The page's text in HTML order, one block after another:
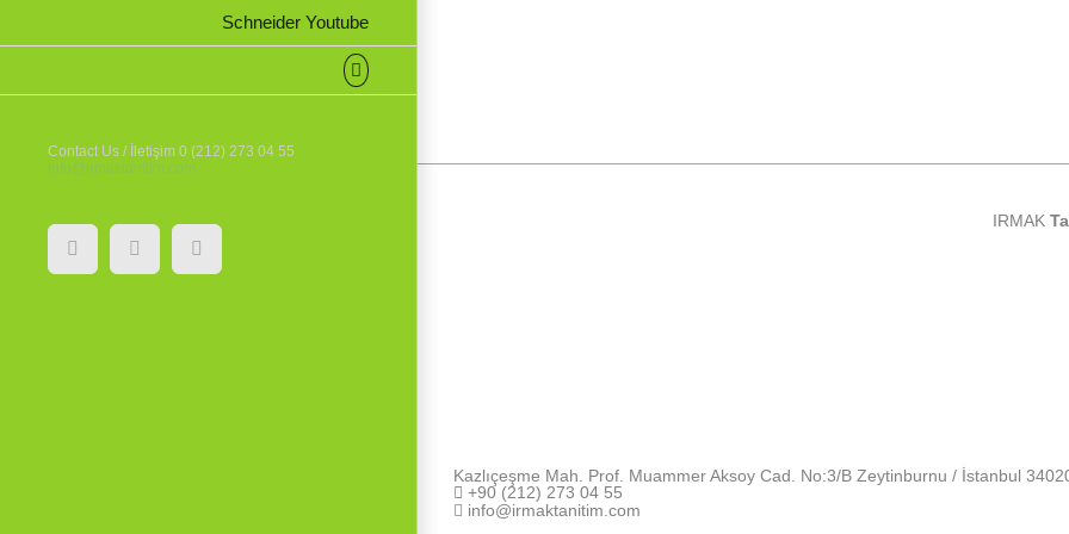
Schneider Youtube
Contact Us / İletişim 0 (212) 273 04 55
info@irmaktanitim.com
YouTubeInstagramFacebook
IRMAK
Kazlıçeşme Mah. Prof. Muammer Aksoy Cad. No:3/B Zeytinburnu / İstanbul
+90 (212) 273 04 55
info@irmaktanitim.com